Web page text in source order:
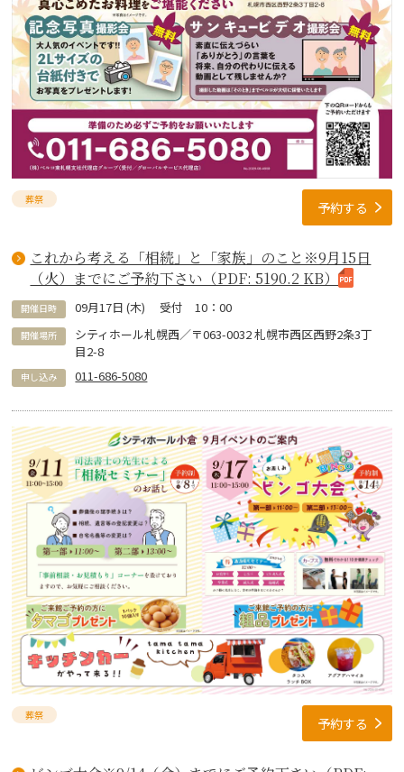
葬祭 予約する
これから考える「相続」と「家族」のこと※9月15日
（火）までにご予約下さい（PDF: 5190.2 KB）
開催日時 09月17日 (木) 受付 10：00
開催場所
シティホール札幌西／〒063-0032 札幌市西区西野2条3丁
目2-8
申し込み 011-686-5080
葬祭 予約する